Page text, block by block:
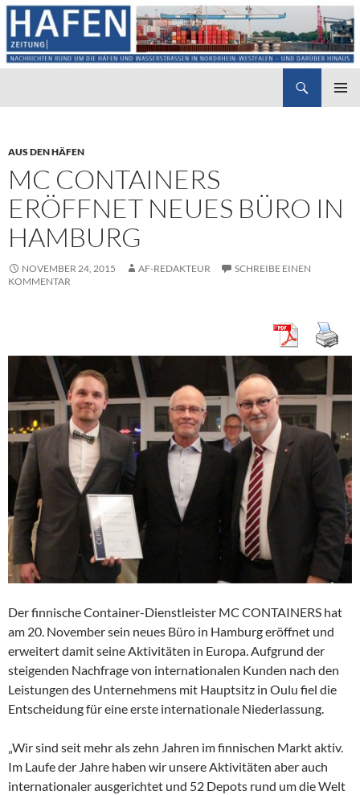
AUS DEN HÄFEN
MC CONTAINERS
ERÖFFNET NEUES BÜRO IN
HAMBURG
NOVEMBER 24, 2015 AF-REDAKTEUR
SCHREIBE EINEN
KOMMENTAR
Der finnische Container-Dienstleister MC CONTAINERS hat
am 20. November sein neues Büro in Hamburg eröffnet und
erweitert damit seine Aktivitäten in Europa. Aufgrund der
steigenden Nachfrage von internationalen Kunden nach den
Leistungen des Unternehmens mit Hauptsitz in Oulu fiel die
Entscheidung für eine erste internationale Niederlassung.
„Wir sind seit mehr als zehn Jahren im finnischen Markt aktiv.
Im Laufe der Jahre haben wir unsere Aktivitäten aber auch
internationaler ausgerichtet und 52 Depots rund um die Welt